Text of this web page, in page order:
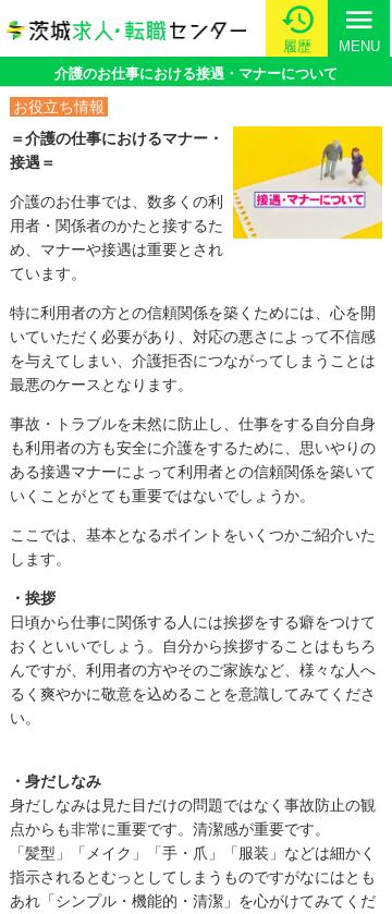
履歴
menu
MENU
介護のお仕事における接遇・マナーについて
お役立ち情報
＝介護の仕事におけるマナー・
接遇＝
介護のお仕事では、数多くの利
用者・関係者のかたと接するた
め、マナーや接遇は重要とされ
ています。
特に利用者の方との信頼関係を築くためには、心を開
いていただく必要があり、対応の悪さによって不信感
を与えてしまい、介護拒否につながってしまうことは
最悪のケースとなります。
事故・トラブルを未然に防止し、仕事をする自分自身
も利用者の方も安全に介護をするために、思いやりの
ある接遇マナーによって利用者との信頼関係を築いて
いくことがとても重要ではないでしょうか。
ここでは、基本となるポイントをいくつかご紹介いた
します。
・挨拶
日頃から仕事に関係する人には挨拶をする癖をつけて
おくといいでしょう。自分から挨拶することはもちろ
んですが、利用者の方やそのご家族など、様々な人へ
るく爽やかに敬意を込めることを意識してみてくださ
い。
・身だしなみ
身だしなみは見た目だけの問題ではなく事故防止の観
点からも非常に重要です。清潔感が重要です。
「髪型」「メイク」「手・爪」「服装」などは細かく
指示されるとむっとしてしまうものですがなにはとも
あれ「シンプル・機能的・清潔」を心がけてみてくだ